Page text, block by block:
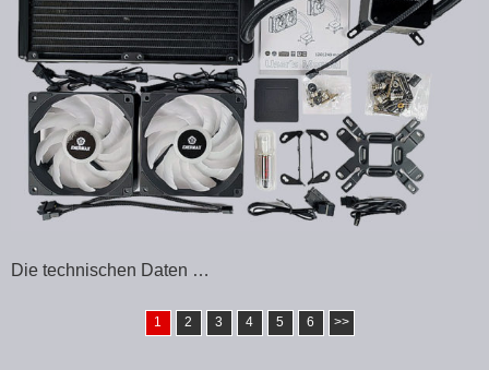
Die technischen Daten …
1 2 3 4 5 6 >>